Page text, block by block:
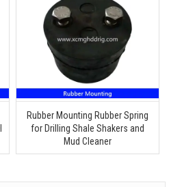
Rubber Mounting Rubber Spring
for Drilling Shale Shakers and
Mud Cleaner